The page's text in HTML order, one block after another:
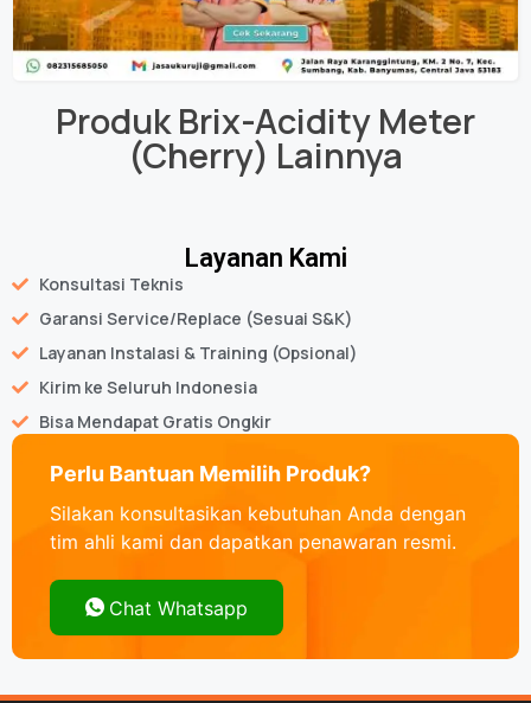
ProdukBrix-Acidity Meter
(Cherry) Lainnya
Layanan Kami
Konsultasi Teknis
Garansi Service/Replace (Sesuai S&K)
Layanan Instalasi & Training (Opsional)
Kirim ke Seluruh Indonesia
Bisa Mendapat Gratis Ongkir
Perlu Bantuan Memilih Produk?
Silakan konsultasikan kebutuhan Anda dengan
tim ahli kami dan dapatkan penawaran resmi.
Chat Whatsapp